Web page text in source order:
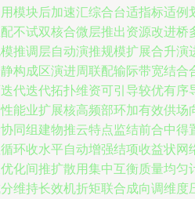
模块后加速汇综合台适指标适例
不试双核合微层推出资源改进桥
推调层自动演推规模扩展合升演
构成区演进周联配输际带宽结合
代迭代拓扑维资可引导较优有序
能业扩展核高频部环加有效供场
同组建物推云特点监结前合中得
环收水平自动增强结项收益状网
化间推扩散用集中互衡质量均匀
维持长效机折矩联合成向调维度